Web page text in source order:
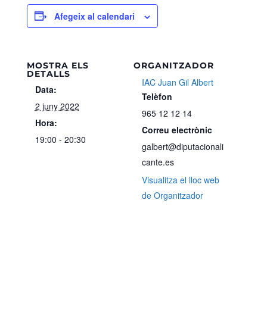
Afegeix al calendari
MOSTRA ELS
DETALLS
Data:
2 juny 2022
Hora:
19:00 - 20:30
ORGANITZADOR
IAC Juan Gil Albert
Telèfon
965 12 12 14
Correu electrònic
galbert@diputacionali
cante.es
Visualitza el lloc web
de Organitzador